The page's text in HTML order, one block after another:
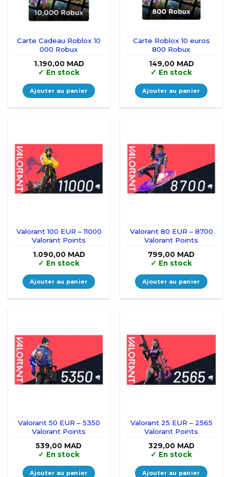
Carte Cadeau Roblox 10
000 Robux
1.190,00 MAD
✓ En stock
Ajouter au panier
Carte Roblox 10 euros
800 Robux
149,00 MAD
✓ En stock
Ajouter au panier
Valorant 100 EUR – 11000
Valorant Points
1.090,00 MAD
✓ En stock
Ajouter au panier
Valorant 80 EUR – 8700
Valorant Points
799,00 MAD
✓ En stock
Ajouter au panier
Valorant 50 EUR – 5350
Valorant Points
539,00 MAD
✓ En stock
Ajouter au panier
Valorant 25 EUR – 2565
Valorant Points
329,00 MAD
✓ En stock
Ajouter au panier